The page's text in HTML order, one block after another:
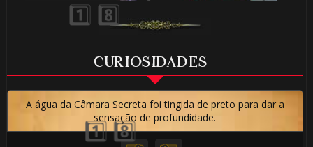
CURIOSIDADES
A água da Câmara Secreta foi tingida de preto para dar a
sensação de profundidade.